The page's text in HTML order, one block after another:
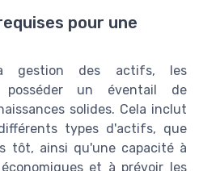
pour une
gestion des actifs, les
posséder un éventail de
solides. Cela inclut
types d'actifs, que
tôt, ainsi qu'une capacité à
et à prévoir les